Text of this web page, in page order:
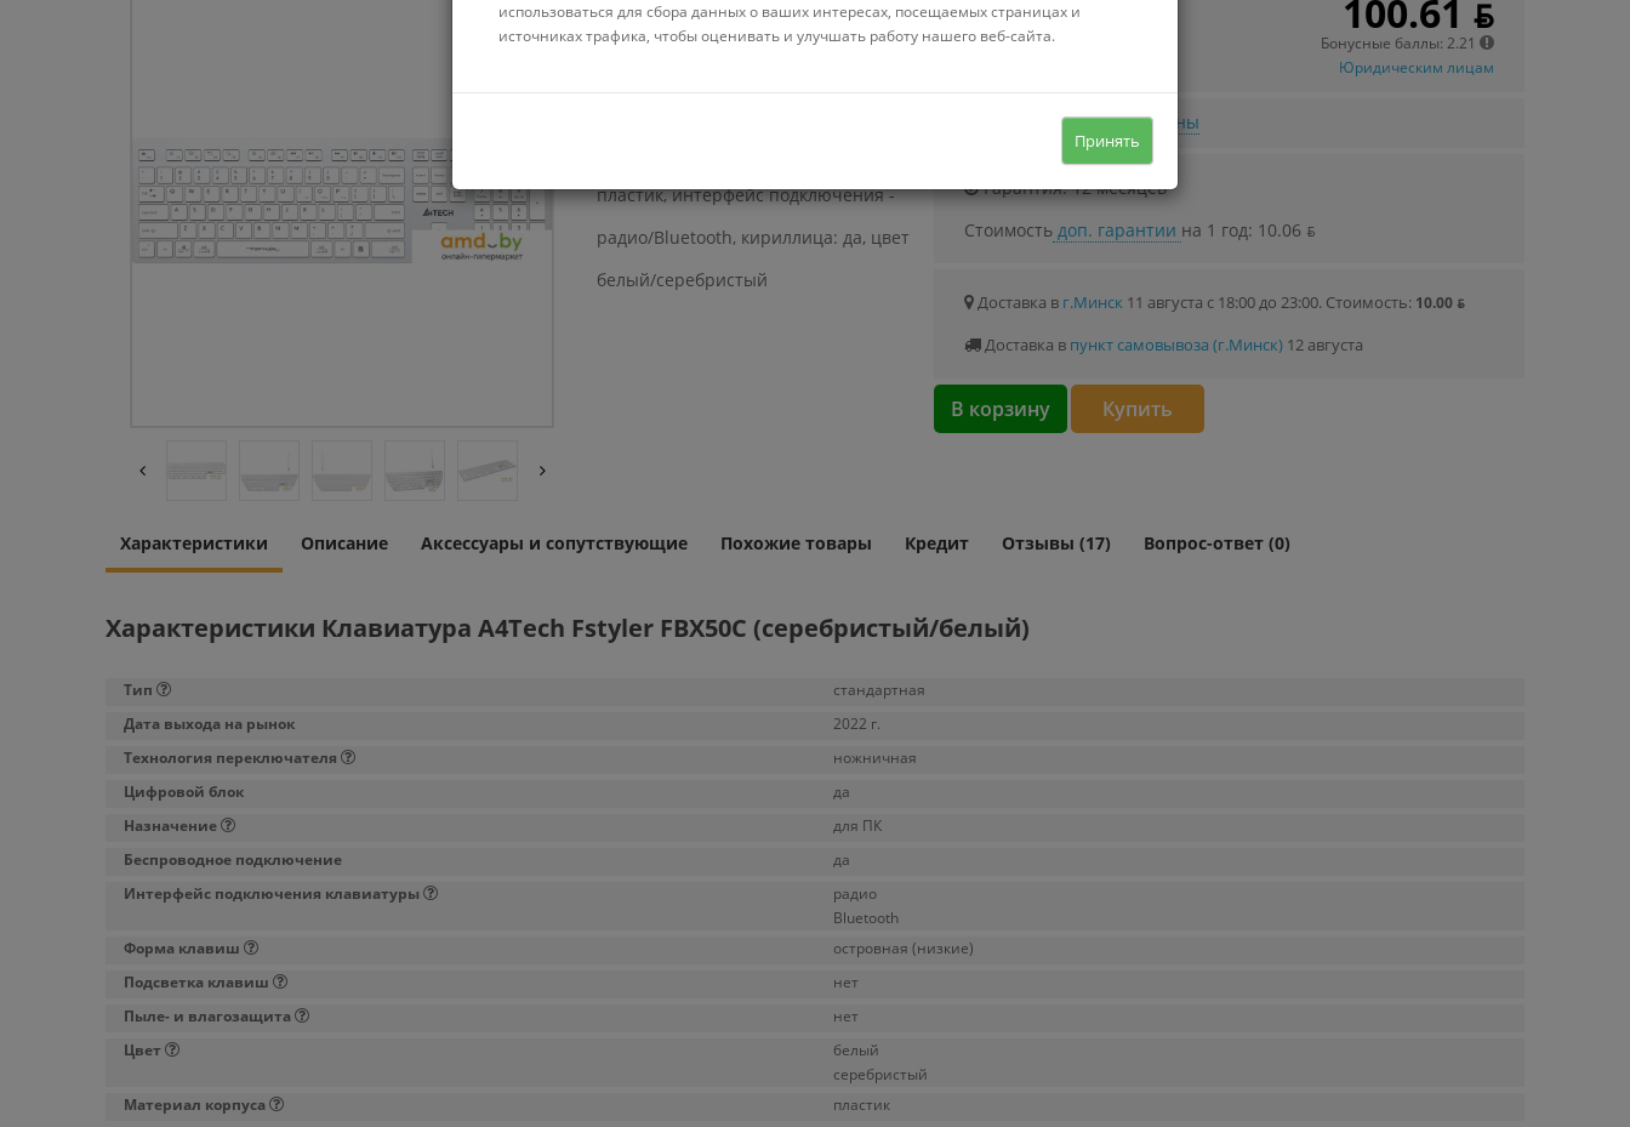
пластик, интерфейс подключения -
радио/Bluetooth, кириллица: да, цвет
белый/серебристый
Можно купить в кредит
Стоимость от 1.56 ƃ/мec.
100.61 ƃ
Бонусные баллы: 2.21
Юридическим лицам
Узнать о снижении цены
Гарантия: 12 месяцев
Стоимостьдоп. гарантии на 1 год: 10.06 ƃ
Доставка в г.Минск 11 августа с 18:00 до 23:00. Стоимость: 10.00 ƃ
Доставка в пункт самовывоза (г.Минск)12 августа
В корзину Купить
Характеристики Описание Аксессуары и сопутствующие Похожие товары Кредит Отзывы (17) Вопрос-ответ (0)
Характеристики Клавиатура A4Tech Fstyler FBX50C (серебристый/белый)
Тип
стандартная
Дата выхода на рынок
2022 г.
Технология переключателя
ножничная
Цифровой блок
да
Назначение
для ПК
Беспроводное подключение
да
Интерфейс подключения клавиатуры
радио
Bluetooth
Форма клавиш
островная (низкие)
Подсветка клавиш
нет
Пыле- и влагозащита
нет
Цвет
белый
серебристый
Материал корпуса
пластик
использоваться для сбора данных о ваших интересах, посещаемых страницах и
источниках трафика, чтобы оценивать и улучшать работу нашего веб-сайта.
Принять